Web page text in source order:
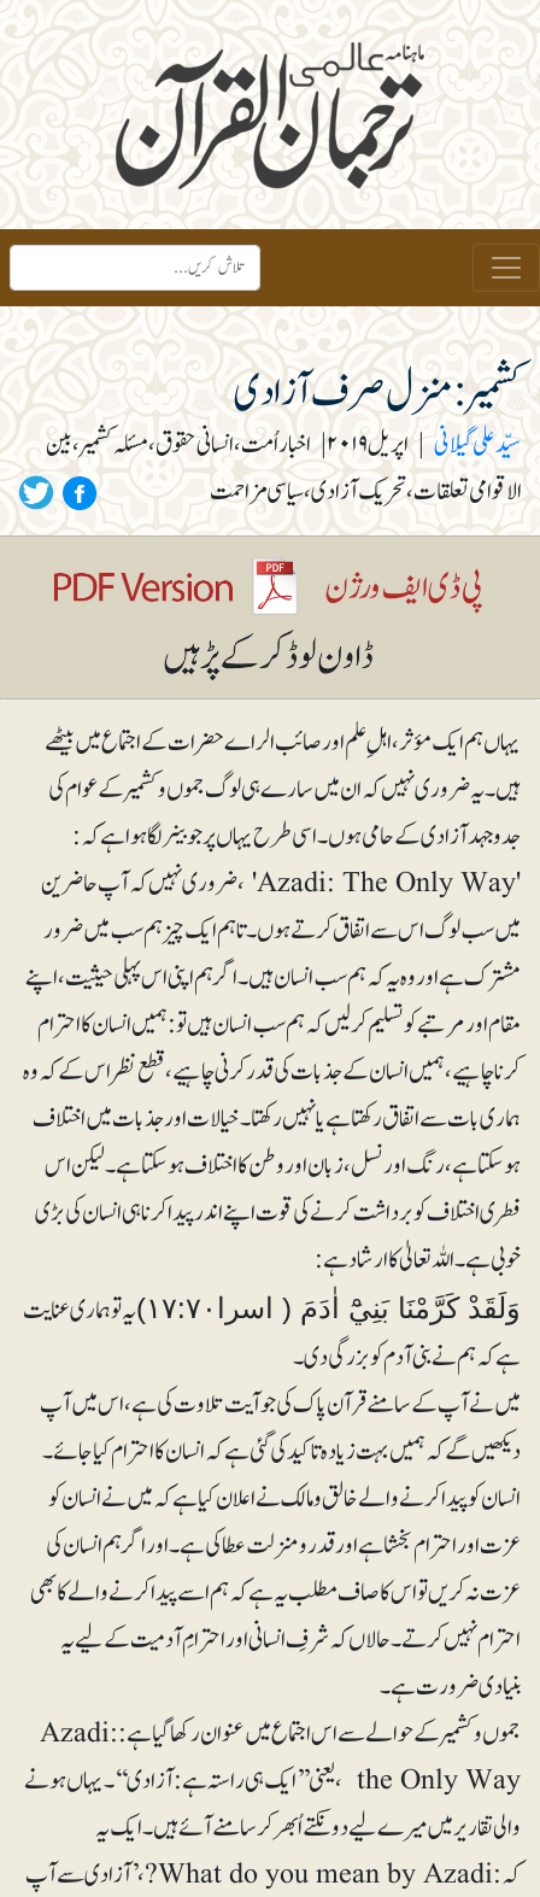
کشمیر :منزل صرف آزادی
سیّد علی گیلانی | اپریل ۲۰۱۹ | اخبار اُمت، انسانی حقوق، مسئلہ کشمیر، بین
الاقوامی تعلقات، تحریک آزادی، سیاسی مزاحمت
یہاں ہم ایک مؤثر، اہلِ علم اور صائب الراے حضرات کے اجتماع میں بیٹھے
ہیں۔ یہ ضروری نہیں کہ ان میں سارے ہی لوگ جموں وکشمیر کے عوام کی
جدوجہد آزادی کے حامی ہوں۔ اسی طرح یہاں پر جو بینر لگا ہوا ہے کہ:
'Azadi: The Only Way' ، ضروری نہیں کہ آپ حاضرین
میں سب لوگ اس سے اتفاق کرتے ہوں۔ تاہم ایک چیز ہم سب میں ضرور
مشترک ہے اور وہ یہ کہ ہم سب انسان ہیں۔ اگر ہم اپنی اس پہلی حیثیت، اپنے
مقام اور مرتبے کو تسلیم کر لیں کہ ہم سب انسان ہیں تو: ہمیں انسان کا احترام
کرنا چاہیے، ہمیں انسان کے جذبات کی قدر کرنی چاہیے، قطع نظر اس کے کہ وہ
ہماری بات سے اتفاق رکھتا ہے یا نہیں رکھتا۔خیالات اور جذبات میں اختلاف
ہو سکتا ہے ، رنگ اور نسل ، زبان اور وطن کا اختلاف ہو سکتا ہے۔ لیکن اس
فطری اختلاف کو برداشت کرنے کی قوت اپنے اندر پیدا کرنا ہی انسان کی بڑی
خوبی ہے۔ اللہ تعالیٰ کا ارشاد ہے:
وَلَقَدْ كَرَّمْنَا بَنِيْٓ اٰدَمَ ( اسرا۱۷:۷۰)
یہ تو ہماری عنایت
ہے کہ ہم نے بنی آدم کو بزرگی دی۔
میں نے آپ کے سامنے قرآن پاک کی جو آیت تلاوت کی ہے، اس میں آپ
دیکھیں گے کہ ہمیں بہت زیادہ تاکید کی گئی ہے کہ انسان کا احترام کیا جائے۔
انسان کو پید ا کرنے والے خالق و مالک نے اعلان کیا ہے کہ میں نے انسان کو
عزت اور احترام بخشا ہے اور قدر ومنزلت عطا کی ہے۔ اور اگر ہم انسان کی
عزت نہ کریں تو اس کا صاف مطلب یہ ہے کہ ہم اسے پیدا کرنے والے کا بھی
احترام نہیں کرتے۔ حالاں کہ شرفِ انسانی اور احترامِ آدمیت کے لیے یہ
بنیادی ضرورت ہے۔
جموں و کشمیر کے حوالے سے اس اجتماع میں عنوان رکھا گیا ہے: Azadi:
the Only Way ،یعنی ’’ایک ہی راستہ ہے: آزادی‘‘۔ یہاں ہونے
والی تقاریر میں میرے لیے دو نکتے اُبھرکر سامنے آئے ہیں۔ ایک یہ
کہ: What do you mean by Azadi?، ’آزادی سے آپ